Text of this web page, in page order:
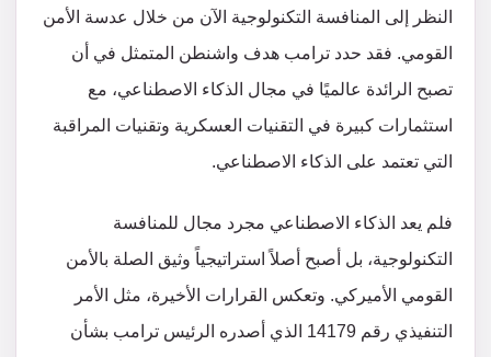
النظر إلى المنافسة التكنولوجية الآن من خلال عدسة الأمن
القومي. فقد حدد ترامب هدف واشنطن المتمثل في أن
تصبح الرائدة عالميًا في مجال الذكاء الاصطناعي، مع
استثمارات كبيرة في التقنيات العسكرية وتقنيات المراقبة
التي تعتمد على الذكاء الاصطناعي.
فلم يعد الذكاء الاصطناعي مجرد مجال للمنافسة
التكنولوجية، بل أصبح أصلاً استراتيجياً وثيق الصلة بالأمن
القومي الأميركي. وتعكس القرارات الأخيرة، مثل الأمر
التنفيذي رقم 14179 الذي أصدره الرئيس ترامب بشأن